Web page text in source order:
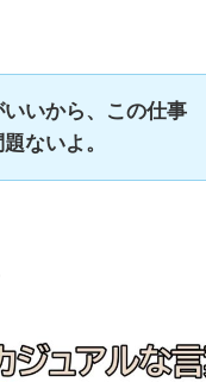
いから、この仕事
ないよ。